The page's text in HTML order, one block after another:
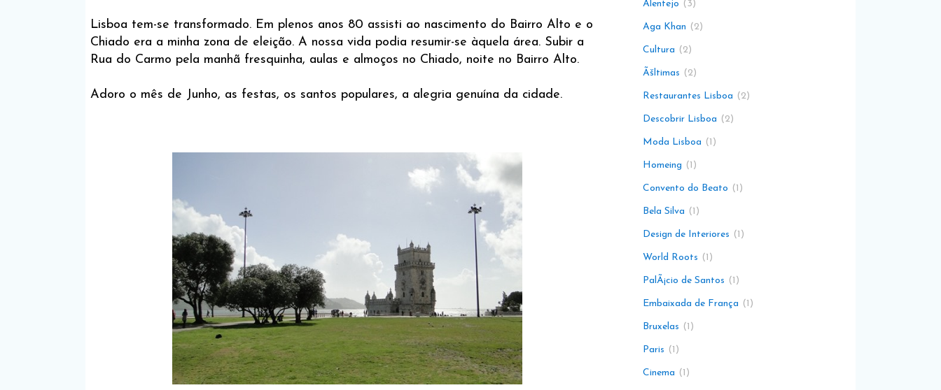
Lisboa tem-se transformado. Em plenos anos 80 assisti ao nascimento do Bairro Alto e o
Chiado era a minha zona de eleição. A nossa vida podia resumir-se àquela área. Subir a
Rua do Carmo pela manhã fresquinha, aulas e almoços no Chiado, noite no Bairro Alto.
Adoro o mês de Junho, as festas, os santos populares, a alegria genuína da cidade.
Alentejo 3
Aga Khan 2
Cultura 2
Ãšltimas 2
Restaurantes Lisboa 2
Descobrir Lisboa 2
Moda Lisboa 1
Homeing 1
Convento do Beato 1
Bela Silva 1
Design de Interiores 1
World Roots 1
PalÃ¡cio de Santos 1
Embaixada de França 1
Bruxelas 1
Paris 1
Cinema 1